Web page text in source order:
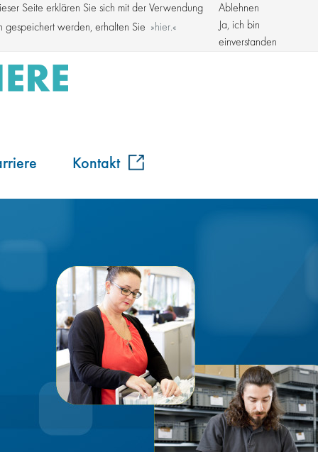
Seite erklären Sie sich mit der Verwendung
gespeichert werden, erhalten Sie
hier.
Ablehnen
Ja, ich bin
einverstanden
Kroschke Gruppe
Kontakt